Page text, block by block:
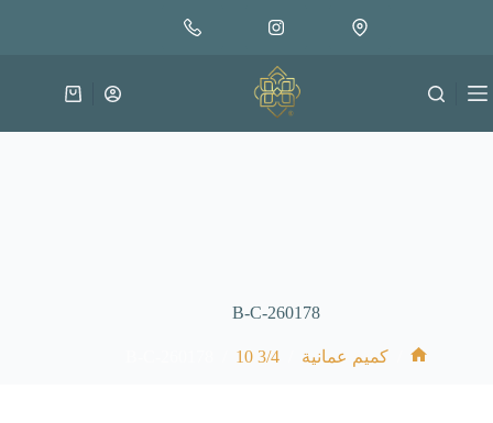
متوفر في المخزون
إضافة إلى السلة
عربة
B-C-260178
كميم عمانية 3/4 10